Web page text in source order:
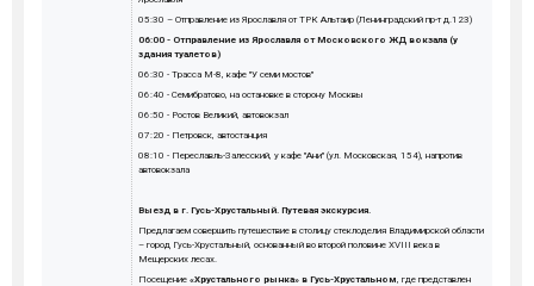
05:30 – Отправление из Ярославля от ТРК Альтаир (Ленинградский пр-т д.123)
06:00 - Отправление из Ярославля от Московского ЖД вокзала (у
здания туалетов)
06:30 - Трасса М-8, кафе "У семи мостов"
06:40 - Семибратово, на остановке в сторону Москвы
06:50 - Ростов Великий, автовокзал
07:20 - Петровск, автостанция
08:10 - Переславль-Залесский, у кафе "Ани" (ул. Московская, 154), напротив
автовокзала
Выезд в г. Гусь-Хрустальный. Путевая экскурсия.
Предлагаем совершить путешествие в столицу стеклоделия Владимирской области
– город Гусь-Хрустальный, основанный во второй половине XVIII века в
Мещерских лесах.
Посещение «Хрустального рынка» в Гусь-Хрустальном, где представлен